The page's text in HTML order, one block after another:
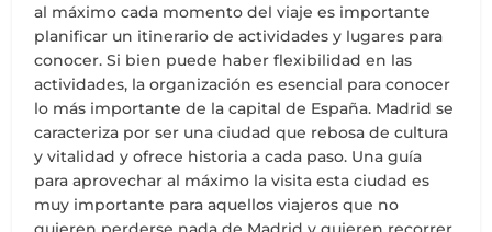
al máximo cada momento del viaje es importante
planificar un itinerario de actividades y lugares para
conocer. Si bien puede haber flexibilidad en las
actividades, la organización es esencial para conocer
lo más importante de la capital de España. Madrid se
caracteriza por ser una ciudad que rebosa de cultura
y vitalidad y ofrece historia a cada paso. Una guía
para aprovechar al máximo la visita esta ciudad es
muy importante para aquellos viajeros que no